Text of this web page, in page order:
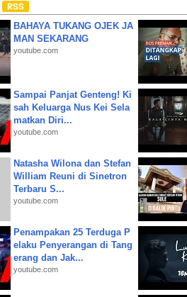
BAHAYA TUKANG OJEK JA
MAN SEKARANG
youtube.com
Sampai Panjat Genteng! Ki
sah Keluarga Nus Kei Sela
matkan Diri...
youtube.com
Natasha Wilona dan Stefan
William Reuni di Sinetron
Terbaru S...
youtube.com
Penampakan 25 Terduga P
elaku Penyerangan di Tang
erang dan Jak...
youtube.com